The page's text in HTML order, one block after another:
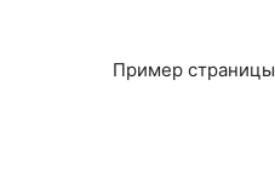
Пример страницы